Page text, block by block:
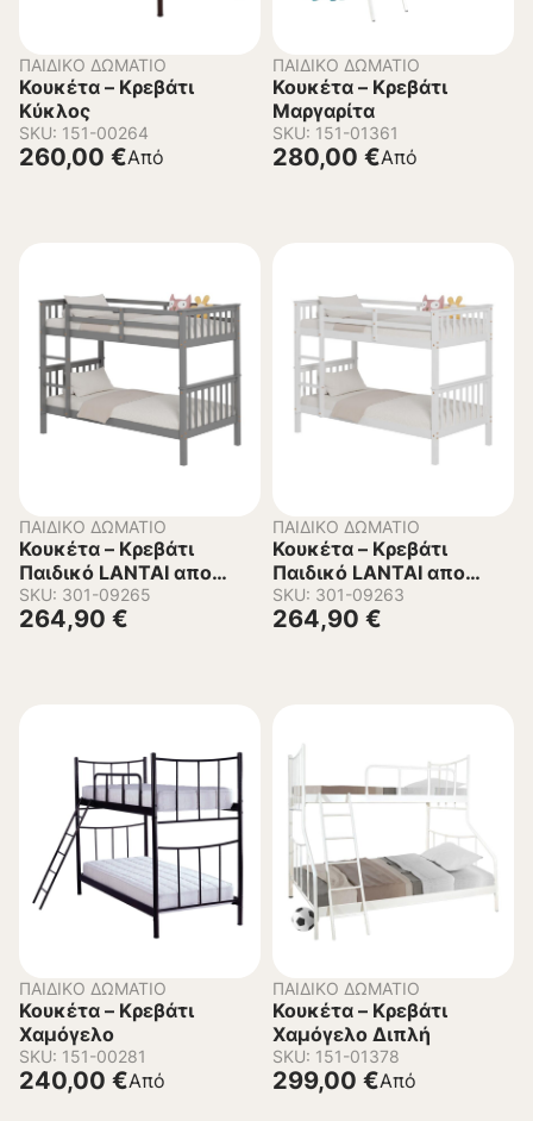
ΠΑΙΔΙΚΌ ΔΩΜΆΤΙΟ
Κουκέτα – Κρεβάτι
Κύκλος
SKU: 151-00264
Από
260,00 €
ΠΑΙΔΙΚΌ ΔΩΜΆΤΙΟ
Κουκέτα – Κρεβάτι
Μαργαρίτα
SKU: 151-01361
Από
280,00 €
ΠΑΙΔΙΚΌ ΔΩΜΆΤΙΟ
Κουκέτα – Κρεβάτι
Παιδικό LANTAI απο
Ξύλο Πεύκου σε Γκρί για
στρώματα 190×90εκ
SKU: 301-09265
264,90 €
ΠΑΙΔΙΚΌ ΔΩΜΆΤΙΟ
Κουκέτα – Κρεβάτι
Παιδικό LANTAI απο
Ξύλο Πεύκου σε Λευκό
για στρώματα 190×90εκ
SKU: 301-09263
264,90 €
ΠΑΙΔΙΚΌ ΔΩΜΆΤΙΟ
Κουκέτα – Κρεβάτι
Χαμόγελο
SKU: 151-00281
Από
240,00 €
ΠΑΙΔΙΚΌ ΔΩΜΆΤΙΟ
Κουκέτα – Κρεβάτι
Χαμόγελο Διπλή
SKU: 151-01378
Από
299,00 €